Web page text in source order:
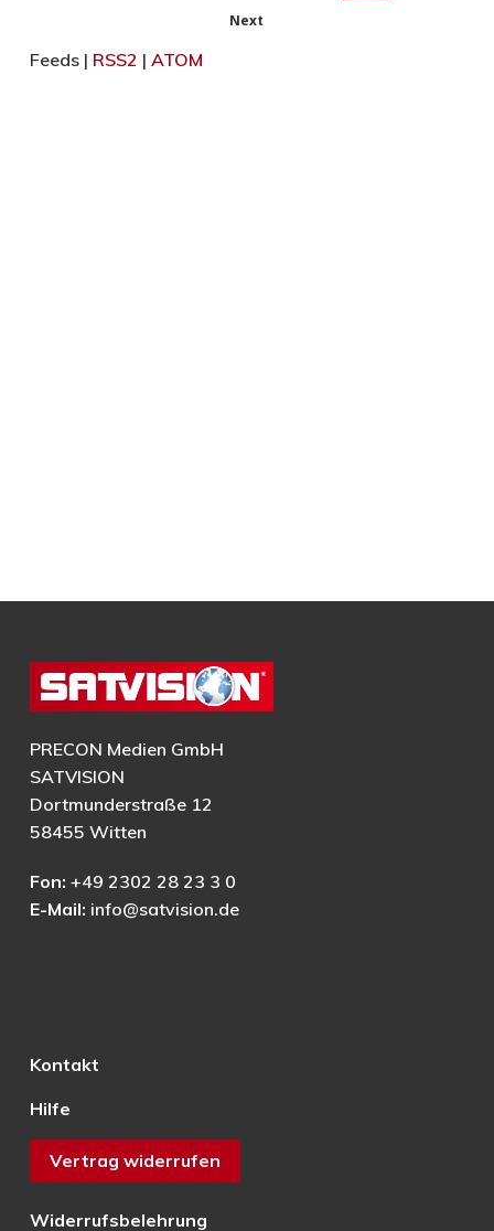
Next
Feeds | RSS2 | ATOM
PRECON Medien GmbH
SATVISION
Dortmunderstraße 12
58455 Witten
Fon: +49 2302 28 23 3 0
E-Mail: info@satvision.de
Kontakt
Hilfe
Vertrag widerrufen
Widerrufsbelehrung